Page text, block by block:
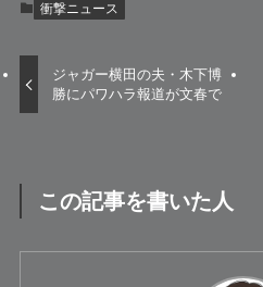
衝撃ニュース
ジャガー横田の夫・木下博
勝にパワハラ報道が文春で
この記事を書いた人